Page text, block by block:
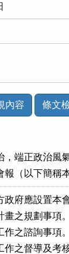
內容 條文
，端正政治風
報（以下簡稱
政府應設置本
畫之規劃事項。
作之諮詢事項。
作之督導及考